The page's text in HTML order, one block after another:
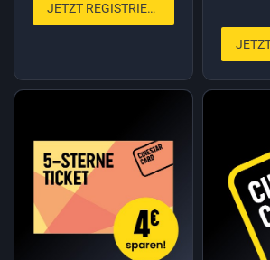
JETZT REGISTRIEREN